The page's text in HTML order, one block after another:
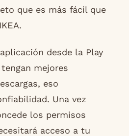
que es más fácil que
desde la Play
mejores
eso
Una vez
los permisos
acceso a tu